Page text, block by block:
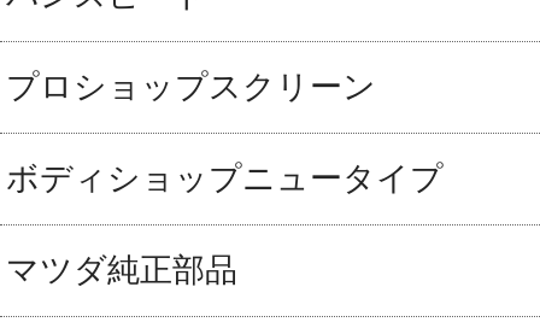
プロショップスクリーン
ボディショップニュータイプ
マツダ純正部品